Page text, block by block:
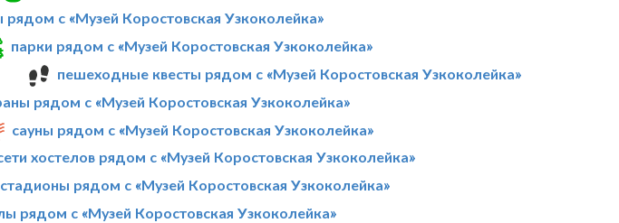
рядом с «Музей Коростовская Узкоколейка»
парки рядом с «Музей Коростовская Узкоколейка»
пешеходные квесты рядом с «Музей Коростовская Узкоколейка»
рядом с «Музей Коростовская Узкоколейка»
сауны рядом с «Музей Коростовская Узкоколейка»
хостелов рядом с «Музей Коростовская Узкоколейка»
стадионы рядом с «Музей Коростовская Узкоколейка»
рядом с «Музей Коростовская Узкоколейка»